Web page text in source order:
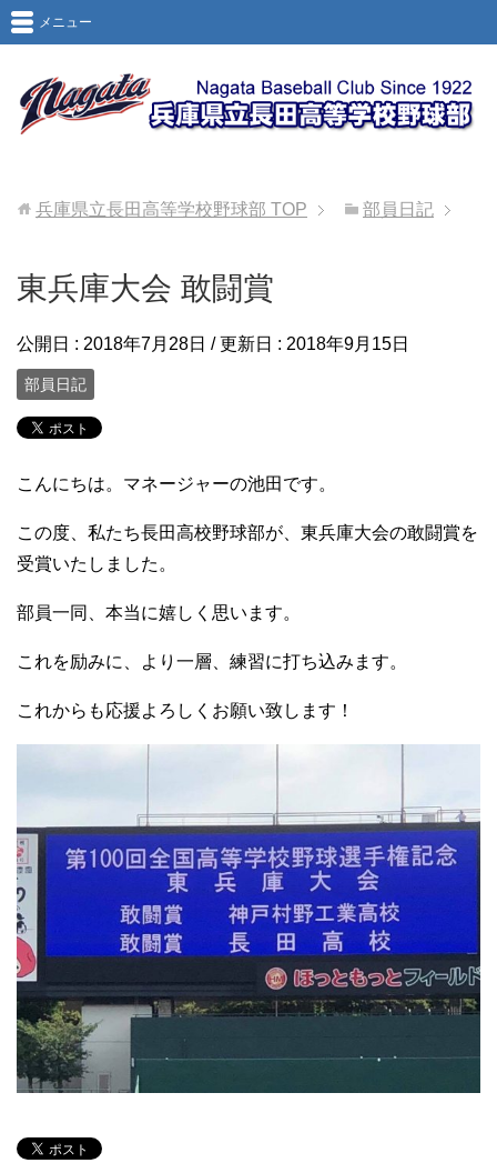
メニュー
兵庫県立長田高等学校野球部 TOP 部員日記
東兵庫大会 敢闘賞
公開日 : 2018年7月28日 / 更新日 : 2018年9月15日
部員日記
こんにちは。マネージャーの池田です。
この度、私たち長田高校野球部が、東兵庫大会の敢闘賞を
受賞いたしました。
部員一同、本当に嬉しく思います。
これを励みに、より一層、練習に打ち込みます。
これからも応援よろしくお願い致します！